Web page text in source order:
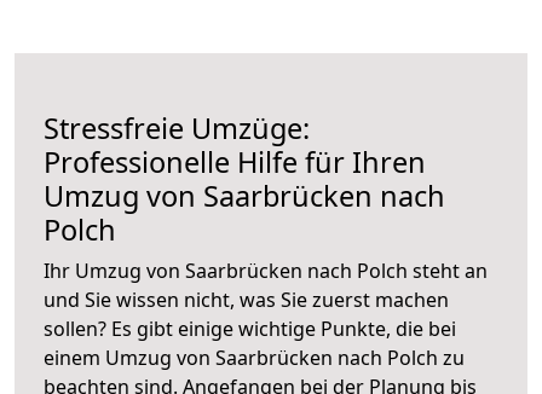
Stressfreie Umzüge:
Professionelle Hilfe für Ihren
Umzug von Saarbrücken nach
Polch
Ihr Umzug von Saarbrücken nach Polch steht an
und Sie wissen nicht, was Sie zuerst machen
sollen? Es gibt einige wichtige Punkte, die bei
einem Umzug von Saarbrücken nach Polch zu
beachten sind. Angefangen bei der Planung bis